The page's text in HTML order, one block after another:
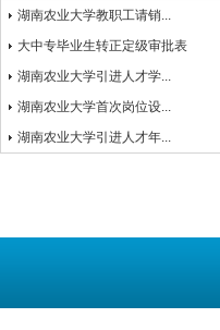
湖南农业大学教职工请销...
大中专毕业生转正定级审批表
湖南农业大学引进人才学...
湖南农业大学首次岗位设...
湖南农业大学引进人才年...